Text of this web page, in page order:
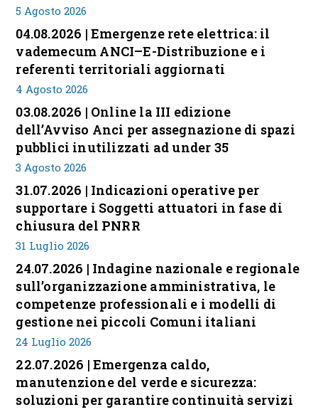
5 Agosto 2026
04.08.2026 | Emergenze rete elettrica: il
vademecum ANCI–E-Distribuzione e i
referenti territoriali aggiornati
4 Agosto 2026
03.08.2026 | Online la III edizione
dell’Avviso Anci per assegnazione di spazi
pubblici inutilizzati ad under 35
3 Agosto 2026
31.07.2026 | Indicazioni operative per
supportare i Soggetti attuatori in fase di
chiusura del PNRR
31 Luglio 2026
24.07.2026 | Indagine nazionale e regionale
sull’organizzazione amministrativa, le
competenze professionali e i modelli di
gestione nei piccoli Comuni italiani
24 Luglio 2026
22.07.2026 | Emergenza caldo,
manutenzione del verde e sicurezza:
soluzioni per garantire continuità servizi